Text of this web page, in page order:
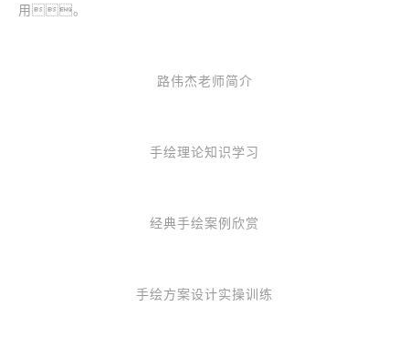
用。
路伟杰老师简介
手绘理论知识学习
经典手绘案例欣赏
手绘方案设计实操训练